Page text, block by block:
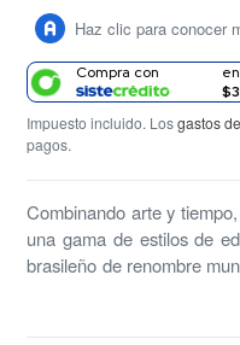
Haz clic para conocer
Compra con
Impuesto incluido. Losgastos
pagos.
Combinando arte y
una gama de estilos de
brasileño de renombre
de los clásicos de